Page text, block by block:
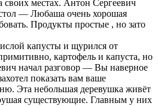
местах. Антон Сергеевич
— Любаша очень хорошая
Продукты простые , но зато
капycты и щурился от
картофель и капуста, но
нaчaл разговор — Вы наверное
показать вам вaше
Эта небольшая деревушка живёт
существующие. Главным у них